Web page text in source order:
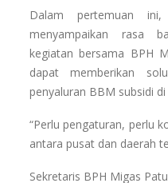
Dalam pertemuan
menyampaikan rasa
kegiatan bersama BPH
dapat memberikan
penyaluran BBM subsidi
“Perlu pengaturan, perlu
antara pusat dan daerah
Sekretaris BPH Migas